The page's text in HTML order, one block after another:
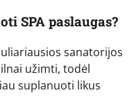
SPA paslaugas?
sanatorijos
užimti, todėl
suplanuoti likus